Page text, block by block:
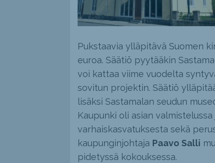
Pukstaavia ylläpitävä Suomen
euroa. Säätiö pyytääkin
voi kattaa viime vuodelta
sovitun projektin. Säätiö
lisäksi Sastamalan seudun
Kaupunki oli asian
varhaiskasvatuksesta sekä
kaupunginjohtaja Paavo Salli
pidetyssä kokouksessa.